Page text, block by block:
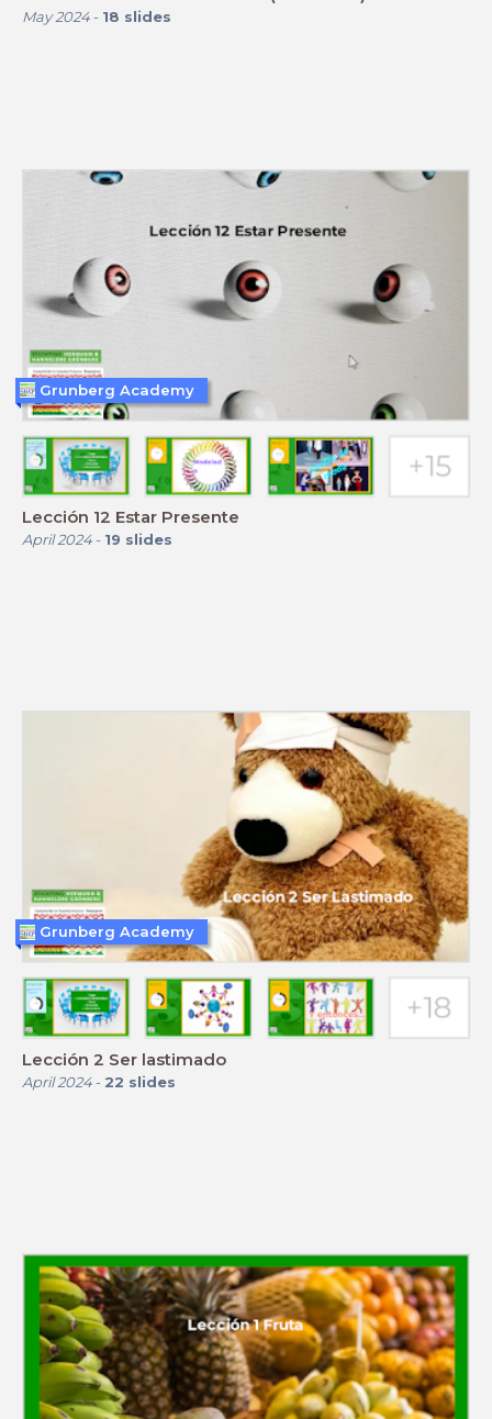
May 2024- 18 slides
Lección 12 Estar Presente
April 2024- 19 slides
Grunberg Academy
Lección 2 Ser lastimado
April 2024- 22 slides
Grunberg Academy